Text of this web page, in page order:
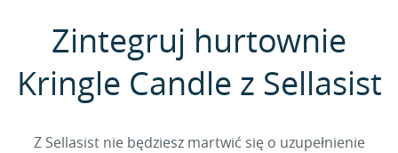
Zintegruj hurtownie
Kringle Candle z Sellasist
Z Sellasist nie będziesz martwić się o uzupełnienie